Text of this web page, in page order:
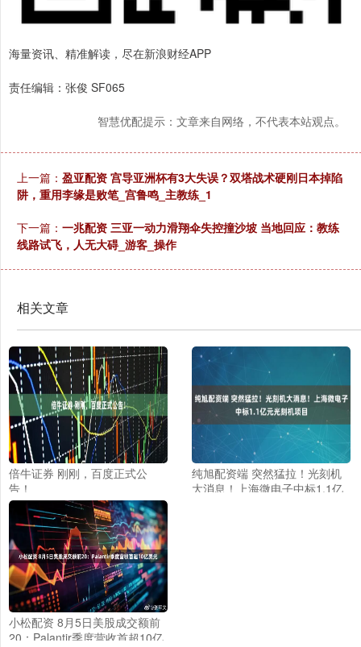
海量资讯、精准解读，尽在新浪财经APP
责任编辑：张俊 SF065
智慧优配提示：文章来自网络，不代表本站观点。
上一篇： 盈亚配资 宫导亚洲杯有3大失误？双塔战术硬刚日本掉陷
阱，重用李缘是败笔_宫鲁鸣_主教练_1
下一篇： 一兆配资 三亚一动力滑翔伞失控撞沙坡 当地回应：教练
线路试飞，人无大碍_游客_操作
相关文章
倍牛证券 刚刚，百度正式公
告！
纯旭配资端 突然猛拉！光刻机
大消息！上海微电子中标1.1亿
小松配资 8月5日美股成交额前
20：Palantir季度营收首超10亿